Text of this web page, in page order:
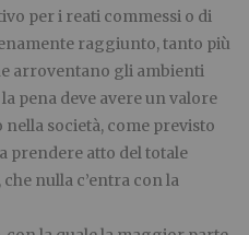
per i reati commessi o di
raggiunto, tanto più
arroventano gli ambienti
pena deve avere un valore
società, come previsto
prendere atto del totale
nulla c’entra con la